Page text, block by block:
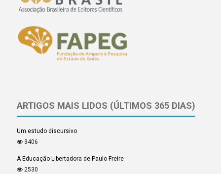
ARTIGOS MAIS LIDOS (ÚLTIMOS 365 DIAS)
Um estudo discursivo
3406
A Educação Libertadora de Paulo Freire
2530